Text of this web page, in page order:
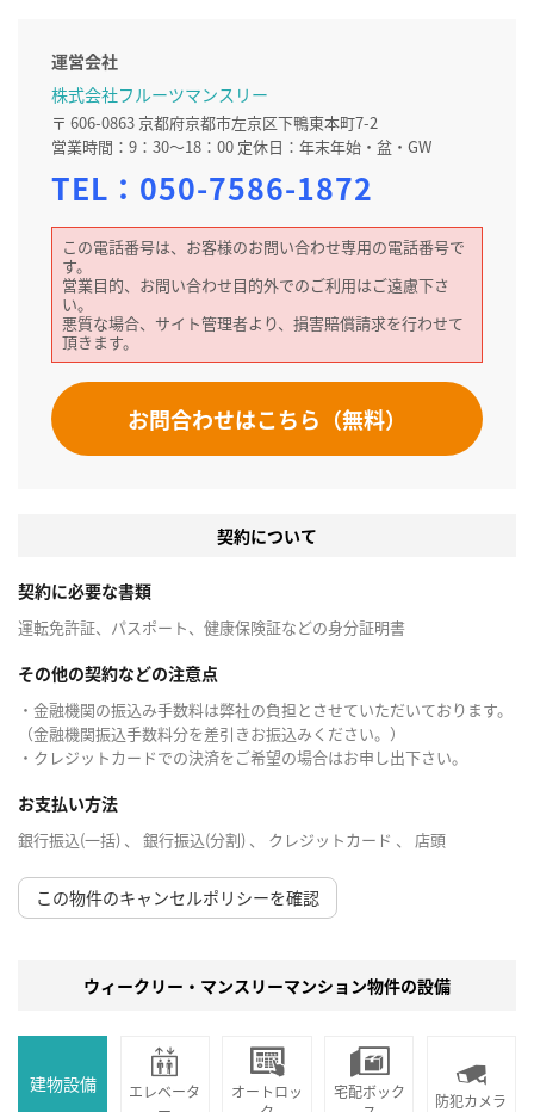
運営会社
株式会社フルーツマンスリー
〒 606-0863 京都府京都市左京区下鴨東本町7-2
営業時間：9：30～18：00 定休日：年末年始・盆・GW
TEL： 050-7586-1872
この電話番号は、お客様のお問い合わせ専用の電話番号で
す。
営業目的、お問い合わせ目的外でのご利用はご遠慮下さ
い。
悪質な場合、サイト管理者より、損害賠償請求を行わせて
頂きます。
お問合わせはこちら（無料）
契約について
契約に必要な書類
運転免許証、パスポート、健康保険証などの身分証明書
その他の契約などの注意点
・金融機関の振込み手数料は弊社の負担とさせていただいております。
（金融機関振込手数料分を差引きお振込みください。）
・クレジットカードでの決済をご希望の場合はお申し出下さい。
お支払い方法
銀行振込(一括) 、 銀行振込(分割) 、 クレジットカード 、 店頭
この物件のキャンセルポリシーを確認
ウィークリー・マンスリーマンション物件の設備
建物設備
エレベータ
オートロッ
宅配ボック
防犯カメラ